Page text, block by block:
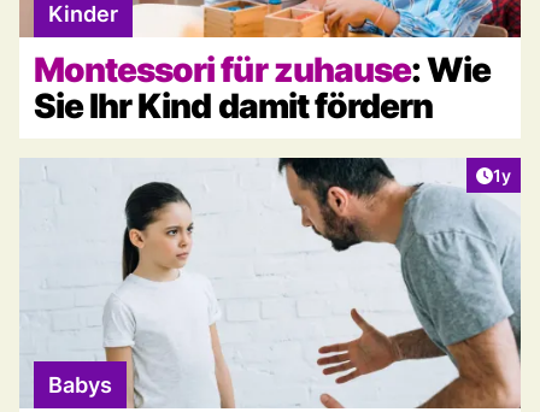
Kinder
Montessori für zuhause: Wie
Sie Ihr Kind damit fördern
1y
Babys